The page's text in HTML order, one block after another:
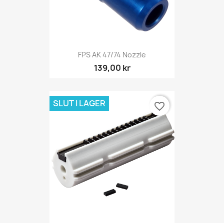
FPS AK 47/74 Nozzle
139,00 kr
SLUT I LAGER favorite_border